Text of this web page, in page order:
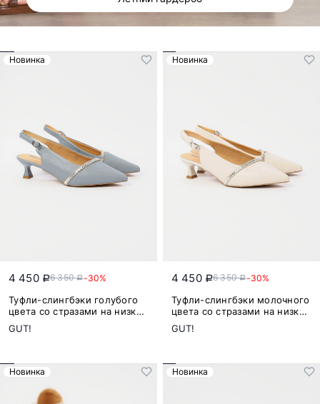
Новинка
4 450 a6 350a-30%
Туфли-слингбэки голубого
цвета со стразами на низком
каблуке
GUT!
Новинка
4 450 a6 350a-30%
Туфли-слингбэки молочного
цвета со стразами на низком
каблуке
GUT!
Новинка Новинка